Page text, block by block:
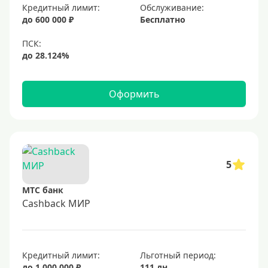
Золотые
Черные
Виртуальные
С бонусами
С кэшбэком на АЗС
С милями
Цель
Для путешествий
Кредитный лимит:
до 600 000 ₽
Обслуживание:
Бесплатно
Оформить
5
МТС банк
Cashback МИР
Кредитный лимит:
Льготный период: